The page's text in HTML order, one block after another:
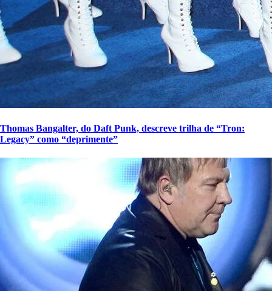
Thomas Bangalter, do Daft Punk, descreve trilha de “Tron:
Legacy” como “deprimente”